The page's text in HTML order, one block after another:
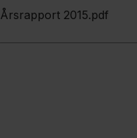
Årsrapport 2015.pdf